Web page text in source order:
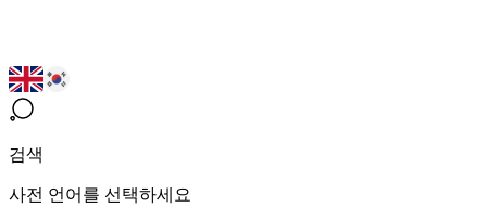
검색
사전 언어를 선택하세요